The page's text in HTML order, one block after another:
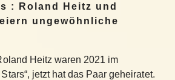
: Roland Heitz und
ungewöhnliche
Heitz waren 2021 im
jetzt hat das Paar geheiratet.